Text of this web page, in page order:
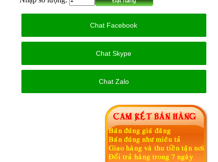
Chat Facebook
Chat Skype
Chat Zalo